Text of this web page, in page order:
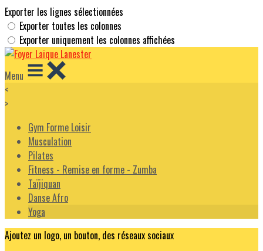
Exporter les lignes sélectionnées
Exporter toutes les colonnes
Exporter uniquement les colonnes affichées
Menu
<
>
Gym Forme Loisir
Musculation
Pilates
Fitness - Remise en forme - Zumba
Taïjiquan
Danse Afro
Yoga
Ajoutez un logo, un bouton, des réseaux sociaux